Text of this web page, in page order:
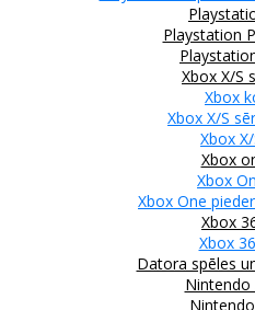
Playstation
Xbox X/S
Xbox
Xbox X/S
Xbox
Xbox
Xbox
Xbox One
Xbox
Xbox
Datora spēles
Nintendo